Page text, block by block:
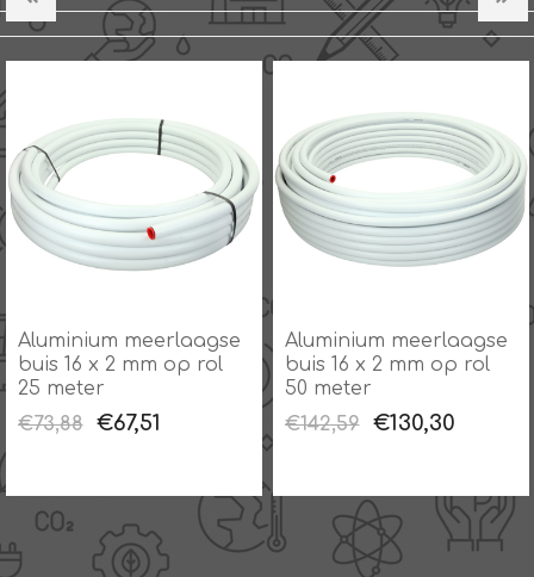
Aluminium meerlaagse
buis 16 x 2 mm op rol
25 meter
€73,88
€67,51
Aluminium meerlaagse
buis 16 x 2 mm op rol
50 meter
€142,59
€130,30